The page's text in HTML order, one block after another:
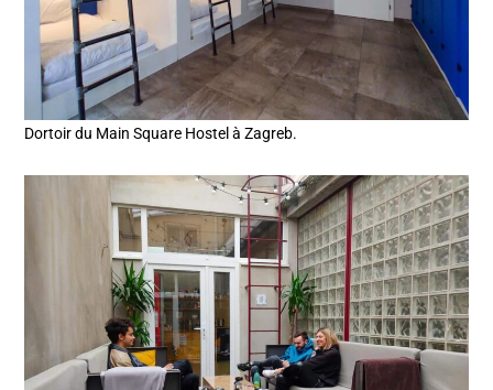
Dortoir du Main Square Hostel à Zagreb.